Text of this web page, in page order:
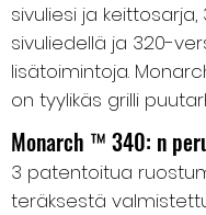
sivuliesi ja
sivuliedellä ja 320-
lisätoimintoja.
on tyylikäs grilli
Monarch ™ 340: n
3 patentoitua
teräksestä